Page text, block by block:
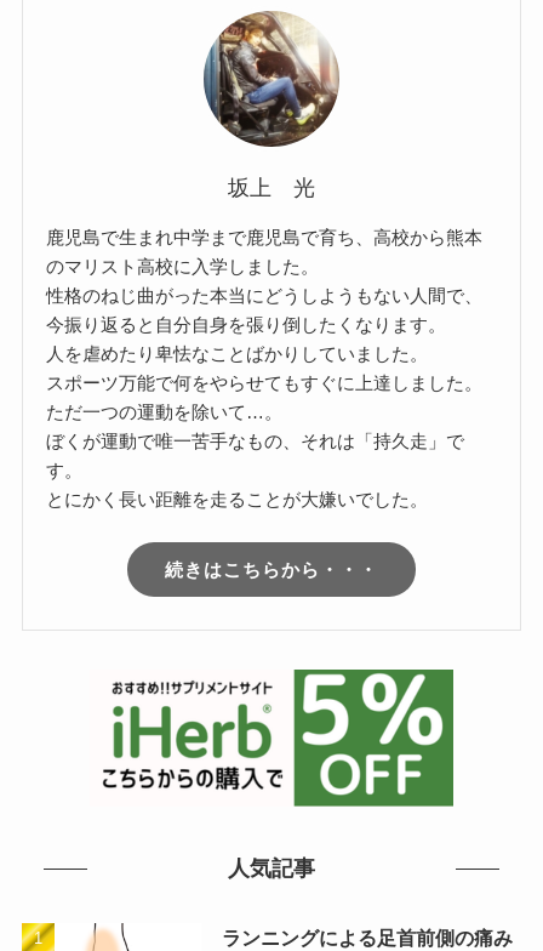
坂上 光
鹿児島で生まれ中学まで鹿児島で育ち、高校から熊本
のマリスト高校に入学しました。
性格のねじ曲がった本当にどうしようもない人間で、
今振り返ると自分自身を張り倒したくなります。
人を虐めたり卑怯なことばかりしていました。
スポーツ万能で何をやらせてもすぐに上達しました。
ただ一つの運動を除いて…。
ぼくが運動で唯一苦手なもの、それは「持久走」で
す。
とにかく長い距離を走ることが大嫌いでした。
続きはこちらから・・・
人気記事
ランニングによる足首前側の痛み